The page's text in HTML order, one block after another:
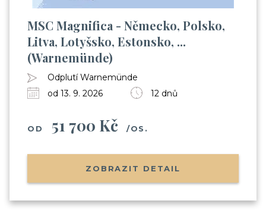
MSC Magnifica - Německo, Polsko,
Litva, Lotyšsko, Estonsko, ...
(Warnemünde)
Odplutí Warnemünde
od 13. 9. 2026
12 dnů
OD 51 700 Kč /OS.
ZOBRAZIT DETAIL